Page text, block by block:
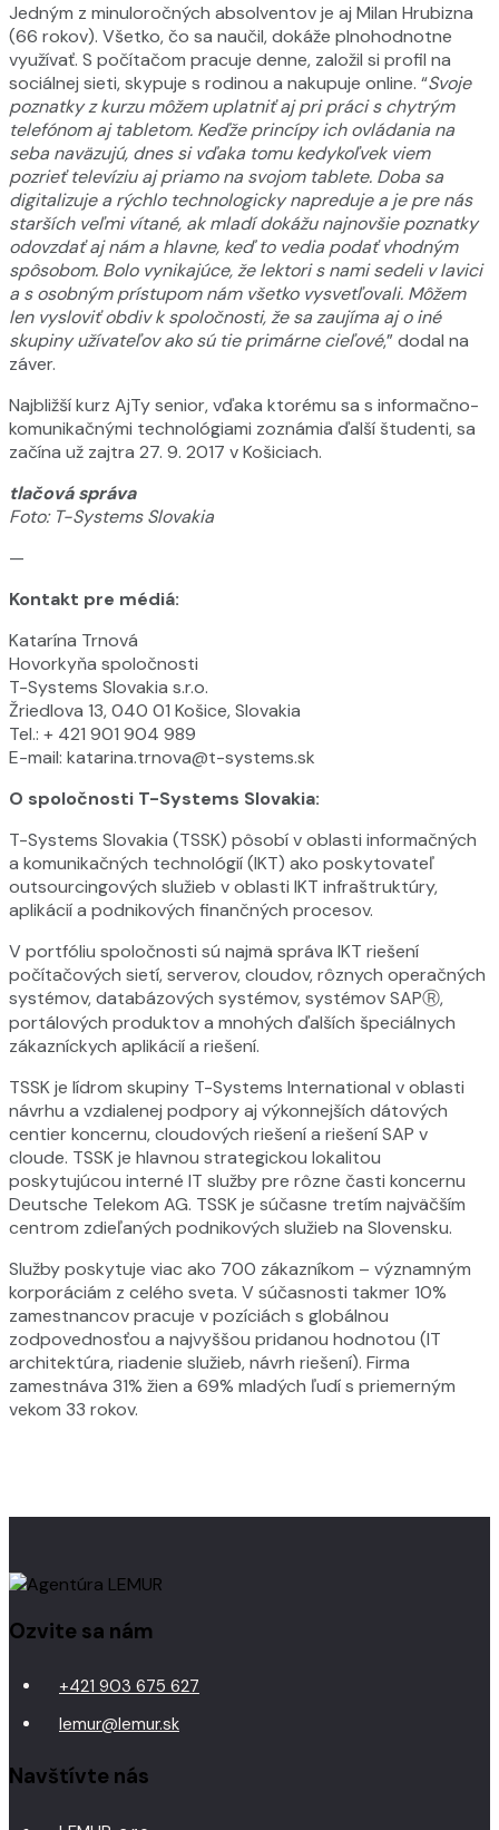
Jedným z minuloročných absolventov je aj Milan Hrubizna
(66 rokov). Všetko, čo sa naučil, dokáže plnohodnotne
využívať. S počítačom pracuje denne, založil si profil na
sociálnej sieti, skypuje s rodinou a nakupuje online. “Svoje
poznatky z kurzu môžem uplatniť aj pri práci s chytrým
telefónom aj tabletom. Keďže princípy ich ovládania na
seba naväzujú, dnes si vďaka tomu kedykoľvek viem
pozrieť televíziu aj priamo na svojom tablete. Doba sa
digitalizuje a rýchlo technologicky napreduje a je pre nás
starších veľmi vítané, ak mladí dokážu najnovšie poznatky
odovzdať aj nám a hlavne, keď to vedia podať vhodným
spôsobom. Bolo vynikajúce, že lektori s nami sedeli v lavici
a s osobným prístupom nám všetko vysvetľovali. Môžem
len vysloviť obdiv k spoločnosti, že sa zaujíma aj o iné
skupiny užívateľov ako sú tie primárne cieľové,” dodal na
záver.
Najbližší kurz AjTy senior, vďaka ktorému sa s informačno-
komunikačnými technológiami zoznámia ďalší študenti, sa
začína už zajtra 27. 9. 2017 v Košiciach.
tlačová správa
Foto: T-Systems Slovakia
—
Kontakt pre médiá:
Katarína Trnová
Hovorkyňa spoločnosti
T-Systems Slovakia s.r.o.
Žriedlova 13, 040 01 Košice, Slovakia
Tel.: + 421 901 904 989
E-mail: katarina.trnova@t-systems.sk
O spoločnosti T-Systems Slovakia:
T-Systems Slovakia (TSSK) pôsobí v oblasti informačných
a komunikačných technológií (IKT) ako poskytovateľ
outsourcingových služieb v oblasti IKT infraštruktúry,
aplikácií a podnikových finančných procesov.
V portfóliu spoločnosti sú najmä správa IKT riešení
počítačových sietí, serverov, cloudov, rôznych operačných
systémov, databázových systémov, systémov SAPⓇ,
portálových produktov a mnohých ďalších špeciálnych
zákazníckych aplikácií a riešení.
TSSK je lídrom skupiny T-Systems International v oblasti
návrhu a vzdialenej podpory aj výkonnejších dátových
centier koncernu, cloudových riešení a riešení SAP v
cloude. TSSK je hlavnou strategickou lokalitou
poskytujúcou interné IT služby pre rôzne časti koncernu
Deutsche Telekom AG. TSSK je súčasne tretím najväčším
centrom zdieľaných podnikových služieb na Slovensku.
Služby poskytuje viac ako 700 zákazníkom – významným
korporáciám z celého sveta. V súčasnosti takmer 10%
zamestnancov pracuje v pozíciách s globálnou
zodpovednosťou a najvyššou pridanou hodnotou (IT
architektúra, riadenie služieb, návrh riešení). Firma
zamestnáva 31% žien a 69% mladých ľudí s priemerným
vekom 33 rokov.
Ozvite sa nám
+421 903 675 627
lemur@lemur.sk
Navštívte nás